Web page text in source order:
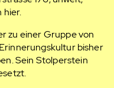
hier.
zu einer Gruppe von
bisher
Sein Stolperstein